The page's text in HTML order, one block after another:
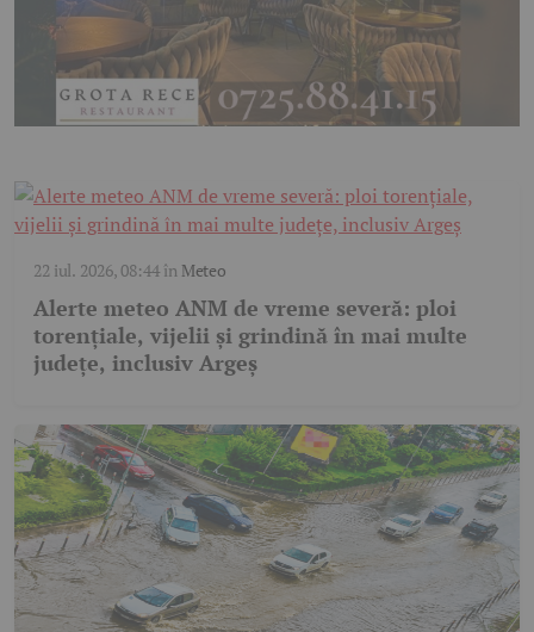
22 iul. 2026, 08:44în Meteo
Alerte meteo ANM de vreme severă: ploi
torențiale, vijelii și grindină în mai multe
județe, inclusiv Argeș